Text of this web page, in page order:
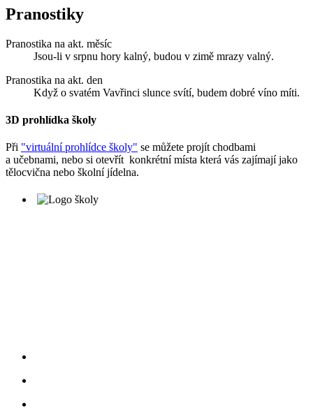
Pranostiky
Pranostika na akt. měsíc
Jsou-li v srpnu hory kalný, budou v zimě mrazy valný.
Pranostika na akt. den
Když o svatém Vavřinci slunce svítí, budem dobré víno míti.
3D prohlídka školy
Při "virtuální prohlídce školy" se můžete projít chodbami
a učebnami, nebo si otevřít konkrétní místa která vás zajímají jako
tělocvična nebo školní jídelna.